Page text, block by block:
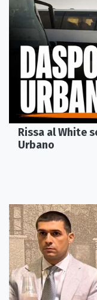
Rissa al White
Urbano